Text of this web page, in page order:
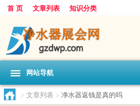
首 页 文章列表 知识分类
网站导航
> 文章列表 > 净水器返钱是真的吗